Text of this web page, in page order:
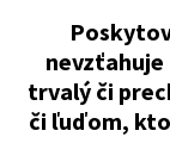
nevzťahuje
trvalý či
či ľuďom,